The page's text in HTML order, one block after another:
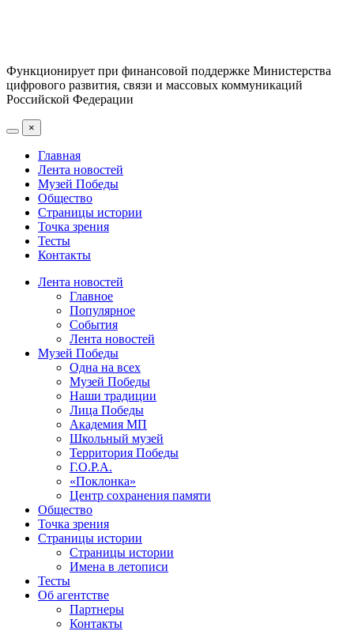
Функционирует при финансовой поддержке Министерства
цифрового развития, связи и массовых коммуникаций
Российской Федерации
×
Главная
Лента новостей
Музей Победы
Общество
Страницы истории
Точка зрения
Тесты
Контакты
Лента новостей
Главное
Популярное
События
Лента новостей
Музей Победы
Одна на всех
Музей Победы
Наши традиции
Лица Победы
Академия МП
Школьный музей
Территория Победы
Г.О.Р.А.
«Поклонка»
Центр сохранения памяти
Общество
Точка зрения
Страницы истории
Страницы истории
Имена в летописи
Тесты
Об агентстве
Партнеры
Контакты